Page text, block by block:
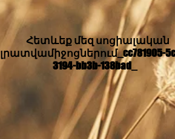
Հետևեք մեզ սոցիալական
լրատվամիջոցներում_cc781905-
3194-bb3b-138bad_